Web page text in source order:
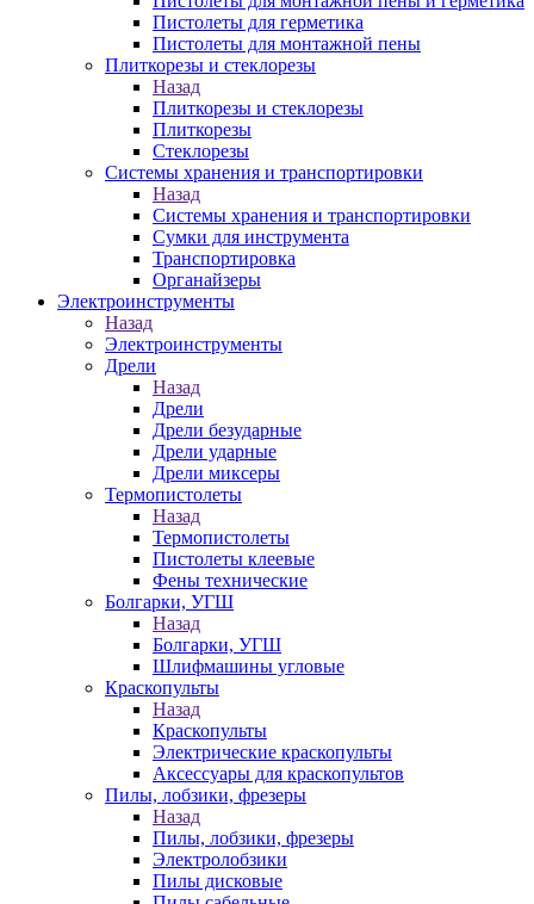
Пистолеты для герметика
Пистолеты для монтажной пены
Плиткорезы и стеклорезы
Назад
Плиткорезы и стеклорезы
Плиткорезы
Стеклорезы
Системы хранения и транспортировки
Назад
Системы хранения и транспортировки
Сумки для инструмента
Транспортировка
Органайзеры
Электроинструменты
Назад
Электроинструменты
Дрели
Назад
Дрели
Дрели безударные
Дрели ударные
Дрели миксеры
Термопистолеты
Назад
Термопистолеты
Пистолеты клеевые
Фены технические
Болгарки, УГШ
Назад
Болгарки, УГШ
Шлифмашины угловые
Краскопульты
Назад
Краскопульты
Электрические краскопульты
Аксессуары для краскопультов
Пилы, лобзики, фрезеры
Назад
Пилы, лобзики, фрезеры
Электролобзики
Пилы дисковые